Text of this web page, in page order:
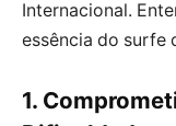
Internacional.
essência do surfe
1.